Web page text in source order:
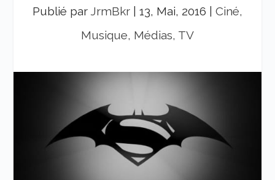
Publié par JrmBkr 13, Mai, 2016
Ciné,
Musique, Médias, TV